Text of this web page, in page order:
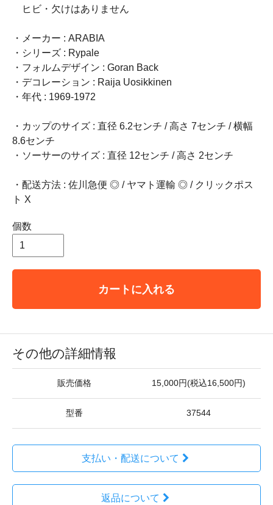
ヒビ・欠けはありません
・メーカー : ARABIA
・シリーズ : Rypale
・フォルムデザイン : Goran Back
・デコレーション : Raija Uosikkinen
・年代 : 1969-1972
・カップのサイズ : 直径 6.2センチ / 高さ 7センチ / 横幅
8.6センチ
・ソーサーのサイズ : 直径 12センチ / 高さ 2センチ
・配送方法 : 佐川急便 ◎ / ヤマト運輸 ◎ / クリックポス
ト X
個数
カートに入れる
その他の詳細情報
販売価格 15,000円(税込16,500円)
型番 37544
支払い・配送について
返品について